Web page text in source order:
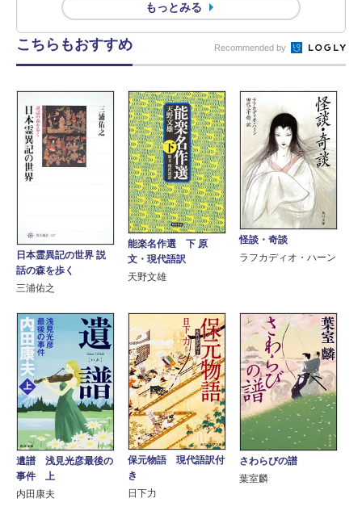
もっとみる
こちらもおすすめ Recommended by
日本霊異記の世界 説
話の森を歩く
三浦佑之
能楽名作選 下 原
文・現代語訳
天野文雄
怪談・奇談
ラフカディオ・ハーン
遺譜 浅見光彦最後の
事件 上
内田康夫
保元物語 現代語訳付
き
日下力
さわらびの譜
葉室麟